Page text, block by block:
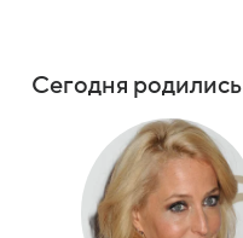
Сегодня родились